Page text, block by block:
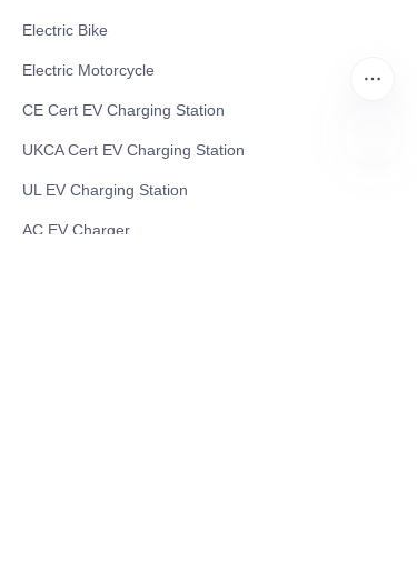
Electric Bike
Electric Motorcycle
CE Cert EV Charging Station
UKCA Cert EV Charging Station
UL EV Charging Station
AC EV Charger
CN